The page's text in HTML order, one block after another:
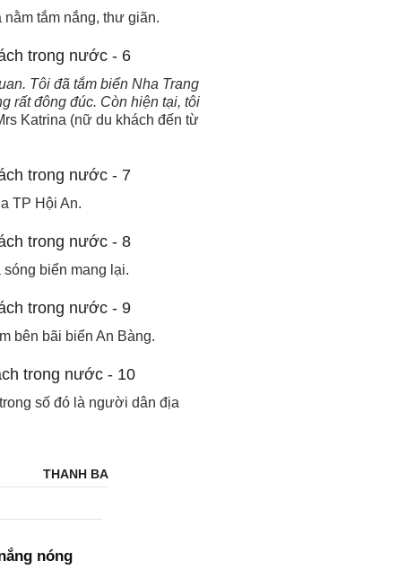
tắm nắng, thư giãn.
Tôi đã tắm biển Nha Trang
rất đông đúc. Còn hiện tại, tôi
Katrina (nữ du khách đến từ
TP Hội An.
biển mang lại.
bên bãi biển An Bàng.
số đó là người dân địa
THANH BA
nóng